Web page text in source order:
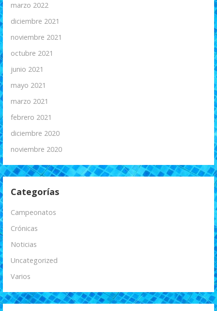
marzo 2022
diciembre 2021
noviembre 2021
octubre 2021
junio 2021
mayo 2021
marzo 2021
febrero 2021
diciembre 2020
noviembre 2020
Categorías
Campeonatos
Crónicas
Noticias
Uncategorized
Varios